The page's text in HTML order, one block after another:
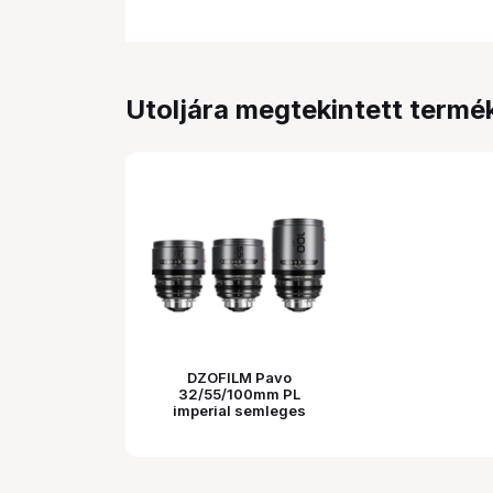
Utoljára megtekintett
DZOFILM Pavo
32/55/100mm PL
imperial semleges